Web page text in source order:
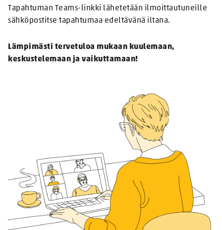
Tapahtuman Teams-linkki lähetetään ilmoittautuneille
sähköpostitse tapahtumaa edeltävänä iltana.
Lämpimästi tervetuloa mukaan kuulemaan,
keskustelemaan ja vaikuttamaan!